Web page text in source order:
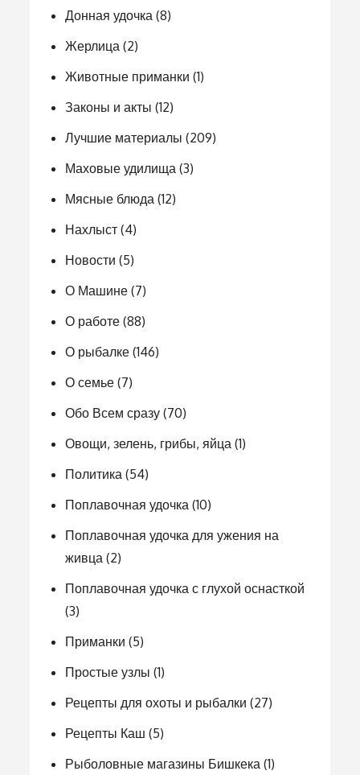
Донная удочка (8)
Жерлица (2)
Животные приманки (1)
Законы и акты (12)
Лучшие материалы (209)
Маховые удилища (3)
Мясные блюда (12)
Нахлыст (4)
Новости (5)
О Машине (7)
О работе (88)
О рыбалке (146)
О семье (7)
Обо Всем сразу (70)
Овощи, зелень, грибы, яйца (1)
Политика (54)
Поплавочная удочка (10)
Поплавочная удочка для ужения на
живца (2)
Поплавочная удочка с глухой оснасткой
(3)
Приманки (5)
Простые узлы (1)
Рецепты для охоты и рыбалки (27)
Рецепты Каш (5)
Рыболовные магазины Бишкека (1)